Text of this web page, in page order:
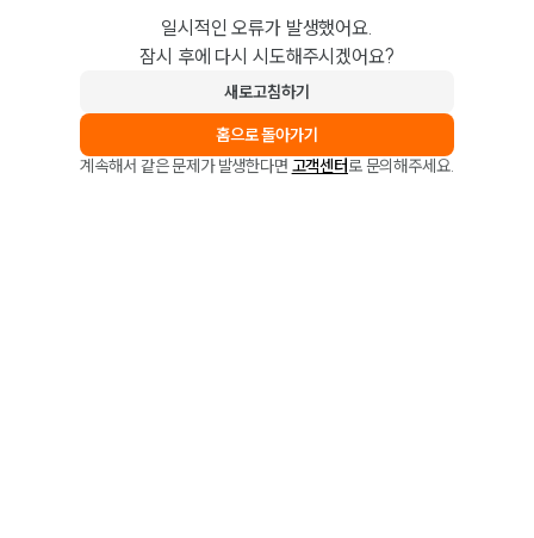
일시적인 오류가 발생했어요.
잠시 후에 다시 시도해주시겠어요?
새로고침하기
홈으로 돌아가기
계속해서 같은 문제가 발생한다면 고객센터로 문의해주세요.